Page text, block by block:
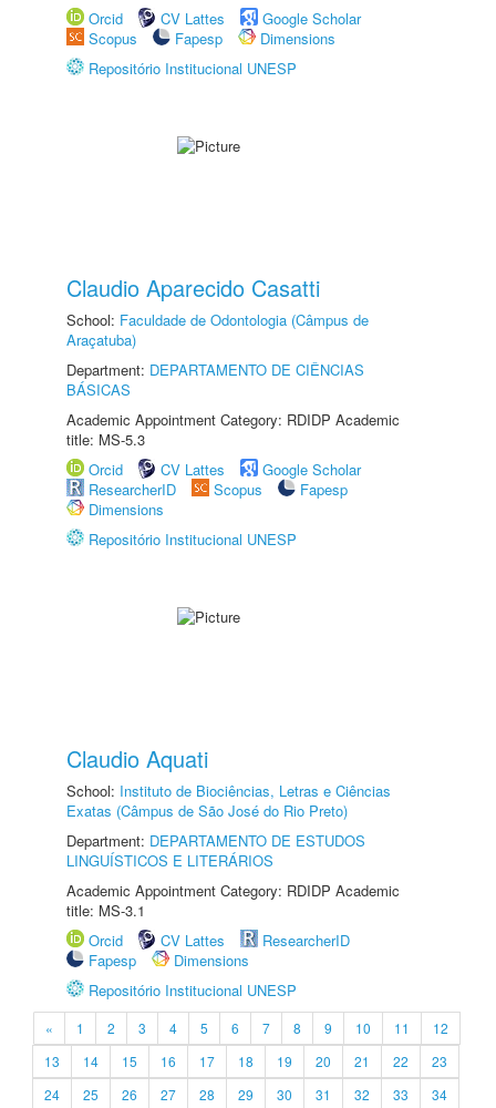
Orcid
CV Lattes
Google Scholar
Scopus
Fapesp
Dimensions
Repositório Institucional UNESP
Claudio Aparecido Casatti
School: Faculdade de Odontologia (Câmpus de
Araçatuba)
Department: DEPARTAMENTO DE CIÊNCIAS
BÁSICAS
Academic Appointment Category: RDIDP Academic
title: MS-5.3
Orcid
CV Lattes
Google Scholar
ResearcherID
Scopus
Fapesp
Dimensions
Repositório Institucional UNESP
Claudio Aquati
School: Instituto de Biociências, Letras e Ciências
Exatas (Câmpus de São José do Rio Preto)
Department: DEPARTAMENTO DE ESTUDOS
LINGUÍSTICOS E LITERÁRIOS
Academic Appointment Category: RDIDP Academic
title: MS-3.1
Orcid
CV Lattes
ResearcherID
Fapesp
Dimensions
Repositório Institucional UNESP
« 1 2 3 4 5 6 7 8 9 10 11
12
13
14 15 16 17 18 19 20 21 22
23
24
25 26 27 28 29 30 31 32 33
34